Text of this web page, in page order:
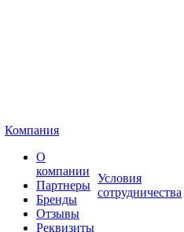
Компания
О
компании
Партнеры
Бренды
Отзывы
Реквизиты
Условия
сотрудничества